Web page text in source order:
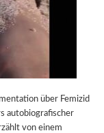
über Femizid
autobiografischer
von einem